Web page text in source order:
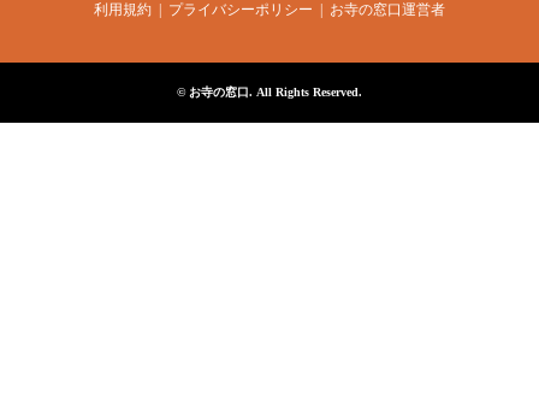
利用規約 プライバシーポリシー お寺の窓口運営者
©お寺の窓口. All Rights Reserved.